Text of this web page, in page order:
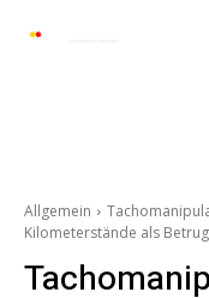
Allgemein
Kilometerstände als